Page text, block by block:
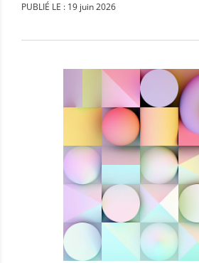
PUBLIÉ LE : 19 juin 2026